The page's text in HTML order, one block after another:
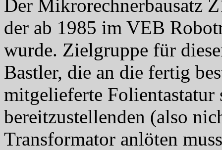
Der Mikrorechnerbausatz
der ab 1985 im VEB
wurde. Zielgruppe für
Bastler, die an die fertig
mitgelieferte Folientastatur
bereitzustellenden (also
Transformator anlöten